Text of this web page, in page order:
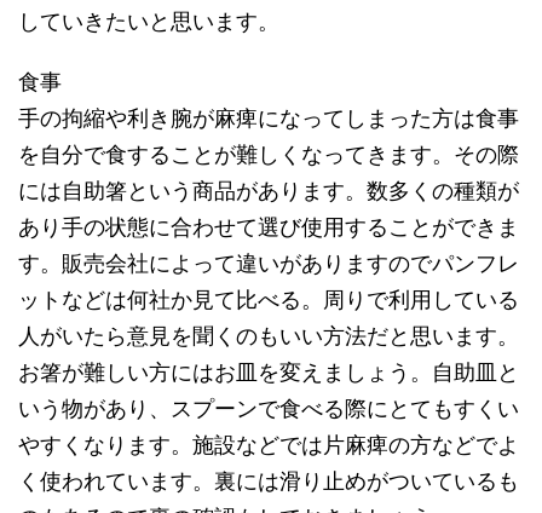
していきたいと思います。
食事
手の拘縮や利き腕が麻痺になってしまった方は食事
を自分で食することが難しくなってきます。その際
には自助箸という商品があります。数多くの種類が
あり手の状態に合わせて選び使用することができま
す。販売会社によって違いがありますのでパンフレ
ットなどは何社か見て比べる。周りで利用している
人がいたら意見を聞くのもいい方法だと思います。
お箸が難しい方にはお皿を変えましょう。自助皿と
いう物があり、スプーンで食べる際にとてもすくい
やすくなります。施設などでは片麻痺の方などでよ
く使われています。裏には滑り止めがついているも